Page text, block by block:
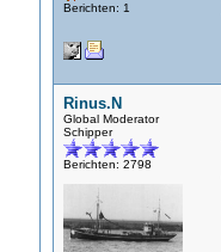
Berichten: 1
Rinus.N
Global Moderator
Schipper
Berichten: 2798